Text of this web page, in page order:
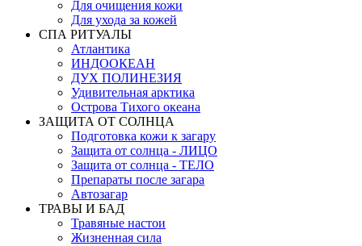
Для очищения кожи
Для ухода за кожей
СПА РИТУАЛЫ
Атлантика
ИНДООКЕАН
ДУХ ПОЛИНЕЗИЯ
Удивительная арктика
Острова Тихого океана
ЗАЩИТА ОТ СОЛНЦА
Подготовка кожи к загару
Защита от солнца - ЛИЦО
Защита от солнца - ТЕЛО
Препараты после загара
Автозагар
ТРАВЫ И БАД
Травяные настои
Жизненная сила